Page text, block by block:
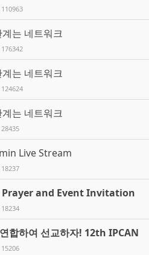
110963
는 네트워크
176342
는 네트워크
124624
는 네트워크
28435
Live Stream
18237
and Event Invitation
18234
합하여 선교하자! 12th IPCAN
15206